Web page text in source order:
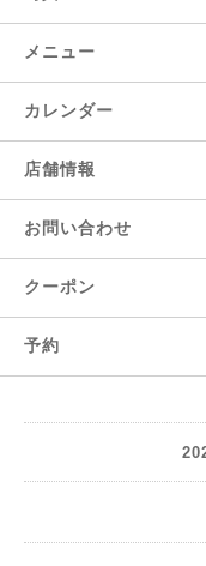
メニュー
カレンダー
店舗情報
お問い合わせ
クーポン
予約